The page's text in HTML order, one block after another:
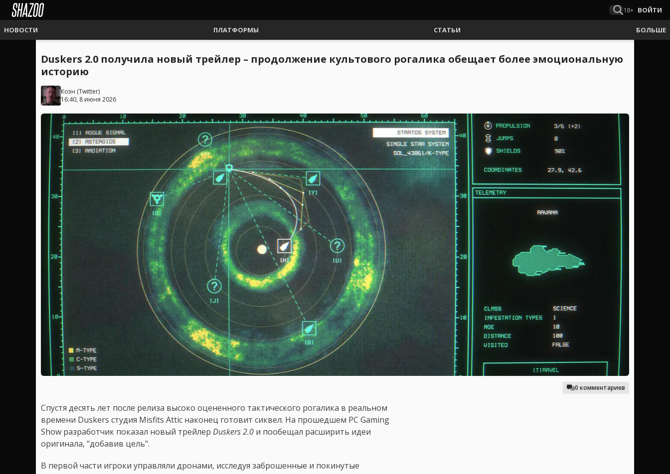
18+ ВОЙТИ
НОВОСТИ ПЛАТФОРМЫ СТАТЬИ БОЛЬШЕ
Duskers 2.0 получила новый трейлер – продолжение культового рогалика обещает более эмоциональную
историю
Коэн (Twitter)
16:40, 8 июня 2026
0 комментариев
Спустя десять лет после релиза высоко оцененного тактического рогалика в реальном
времени Duskers студия Misfits Attic наконец готовит сиквел. На прошедшем PC Gaming
Show разработчик показал новый трейлер Duskers 2.0 и пообещал расширить идеи
оригинала, "добавив цель".
В первой части игроки управляли дронами, исследуя заброшенные и покинутые